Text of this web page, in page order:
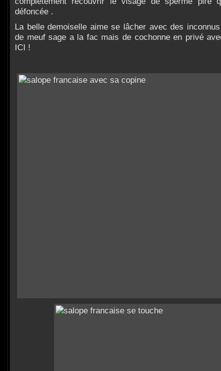
défoncée .
La belle demoiselle aime se lâcher avec des
de meuf sage a la fac mais de cochonne en privé
ICI !